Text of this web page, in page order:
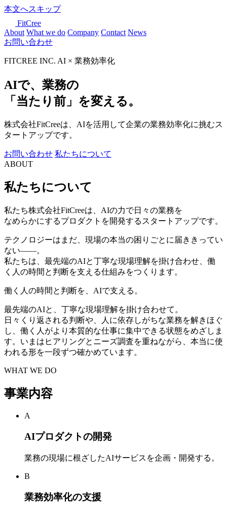
本文へスキップ
FitCree
About What we do Company Contact News
お問い合わせ
FITCREE INC. AI × 業務効率化
AIで、業務の
「 当たり前 」を変える。
株式会社FitCreeは、AIを活用して企業の業務効率化に挑むス
タートアップです。
お問い合わせ 私たちについて
ABOUT
私たちについて
私たち株式会社FitCreeは、AIの力で日々の業務を
なめらかにするプロダクトを開発するスタートアップです。
テクノロジーはまだ、現場の本当の困りごとに届ききってい
ない——。
私たちは、最先端のAIと丁寧な現場理解を掛け合わせ、働
く人の時間と判断を支える仕組みをつくります。
働く人の時間と判断を、AIで支える。
最先端のAIと、丁寧な現場理解を掛け合わせて。
日々くり返される判断や、人に依存しがちな業務を解きほぐ
し、働く人がより本質的な仕事に集中できる状態をめざしま
す。いまはヒアリングとニーズ調査を重ねながら、本当に使
われる形を一段ずつ確かめています。
WHAT WE DO
事業内容
A
AIプロダクトの開発
業務の現場に根ざしたAIサービスを企画・開発する。
B
業務効率化の支援